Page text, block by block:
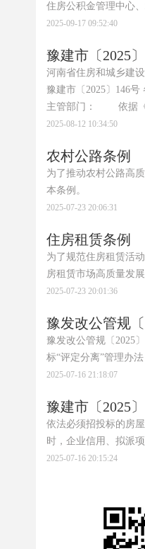
住房公积金管理中心
2025-09-17 09:52:40
豫建市〔2025
河南省住房和城乡建
豫建市〔2025〕146
主管部门： 依据《
2025-08-12 10:34:50
农村公路条例
为了推动农村公路高
本条例。
2025-07-23 20:06:31
住房租赁条例
为了规范住房租赁活
房租赁市场高质量发
2025-07-23 20:01:36
豫发改公管规
豫发改公管规〔2025
标“评定分离”管理办
2025-07-16 21:18:07
豫建市〔2025
依法必须招投标的房
时，企业信用、拟派
2025-07-16 20:15:24